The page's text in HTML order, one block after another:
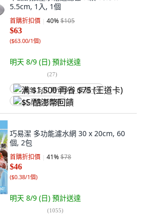
5.5cm, 1入, 1個
首購折扣價 40%$105
$63
($63.00/1個)
明天 8/9 (日) 預計送達
(27)
满 $1,500 再省 $75 (王道卡)
$5 酷澎幣回饋
巧易潔 多功能濾水網 30 x 20cm, 60
個, 2包
首購折扣價 41%$78
$46
($0.38/1個)
明天 8/9 (日) 預計送達
(1055)